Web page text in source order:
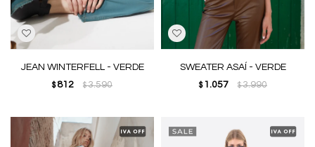
JEAN WINTERFELL - VERDE
$ 812 $3.590
SWEATER ASAÍ - VERDE
$ 1.057 $3.990